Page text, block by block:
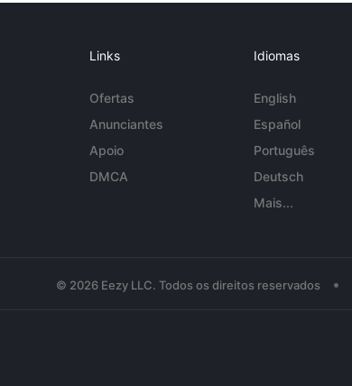
Links
Ofertas
Anunciantes
Apoio
DMCA
Idiomas
English
Español
Português
Deutsch
Mais...
© 2026 Eezy LLC. Todos os direitos reservados •